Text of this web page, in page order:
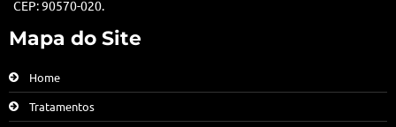
CEP: 90570-020.
Mapa do Site
Home
Tratamentos